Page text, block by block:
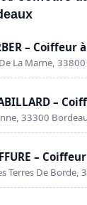
– Coiffeur
La Marne,
–
33300
–
Terres De Borde,